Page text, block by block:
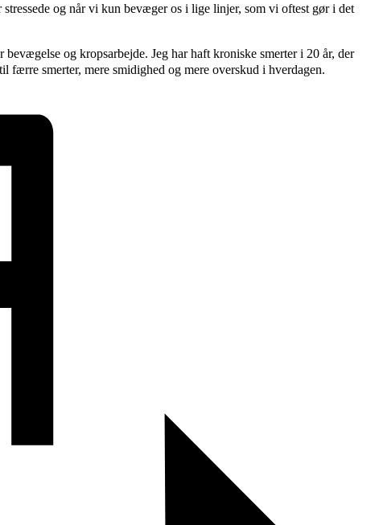
og når vi kun bevæger os i lige linjer, som vi oftest gør i det
og kropsarbejde. Jeg har haft kroniske smerter i 20 år, der
smerter, mere smidighed og mere overskud i hverdagen.